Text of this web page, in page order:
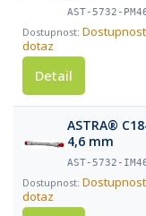
AST-5732-
dotaz
Detail
ASTRA®
4,6 mm
AST-5732-
dotaz